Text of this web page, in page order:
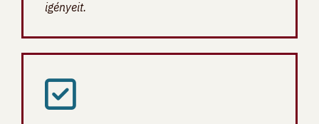
igényeit.